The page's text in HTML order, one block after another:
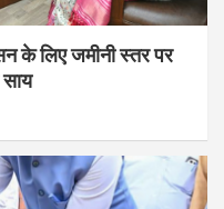
के लिए जमीनी स्तर पर
साय